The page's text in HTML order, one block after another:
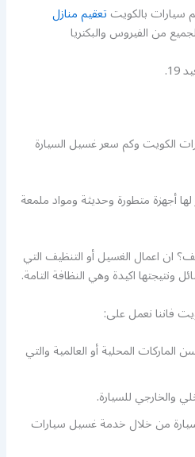
سيارات بالكويتتعقيم منازل
من الفيروس والبكتريا
الكويت وكم سعر غسيل السيارة
أجهزة متطورة وحديثة ومواد ملمعة
ان اعمال الغسيل أو التنظيف التي
ونتيجتها اكيدة وهي النظافة التامة.
فاننا نعمل على:
المحلية أو العالمية والتي
والخارجي للسيارة.
من خلال خدمة غسيل سيارات